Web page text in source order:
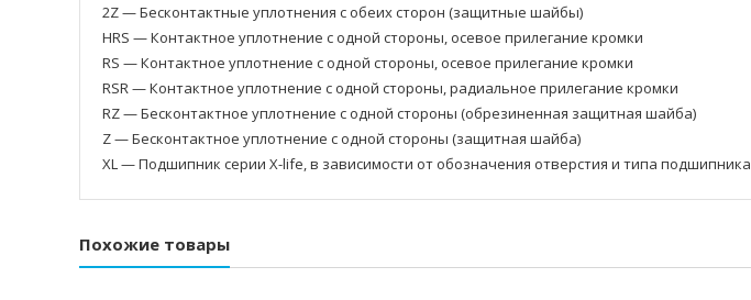
2Z — Бесконтактные уплотнения с обеих сторон (защитные шайбы)
HRS — Контактное уплотнение с одной стороны, осевое прилегание кромки
RS — Контактное уплотнение с одной стороны, осевое прилегание кромки
RSR — Контактное уплотнение с одной стороны, радиальное прилегание кромки
RZ — Бесконтактное уплотнение с одной стороны (обрезиненная защитная шайба)
Z — Бесконтактное уплотнение с одной стороны (защитная шайба)
XL — Подшипник серии X-life, в зависимости от обозначения отверстия и типа подшипника
Похожие товары